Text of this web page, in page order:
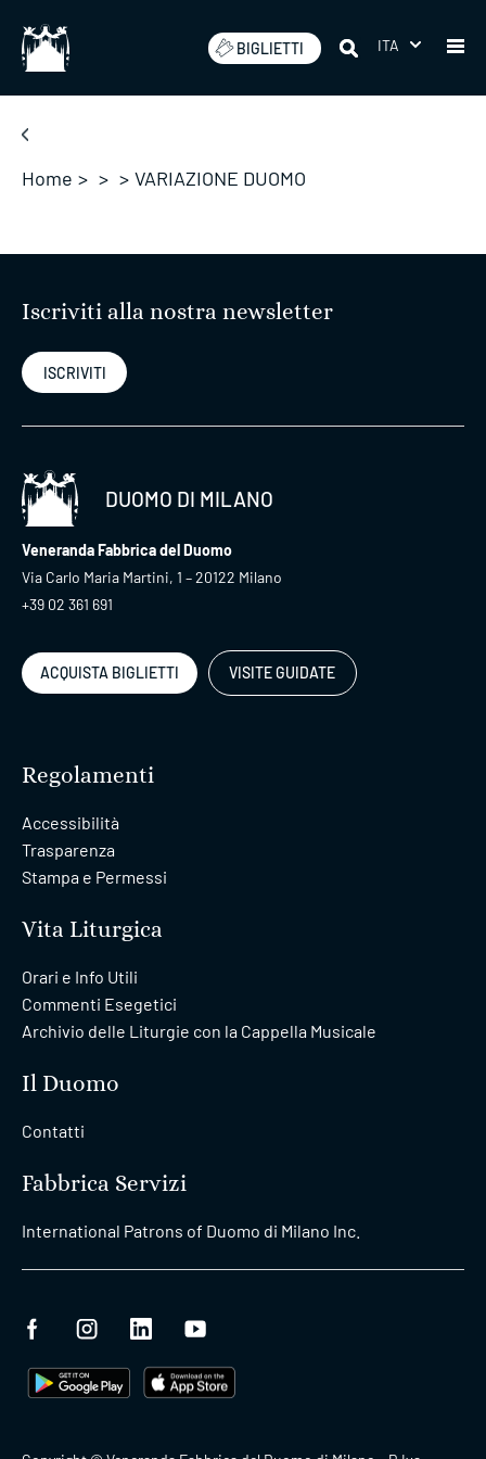
BIGLIETTI ITA
Home > > > VARIAZIONE DUOMO
Iscriviti alla nostra newsletter
ISCRIVITI
DUOMO DI MILANO
Veneranda Fabbrica del Duomo
Via Carlo Maria Martini, 1 – 20122 Milano
+39 02 361 691
ACQUISTA BIGLIETTI VISITE GUIDATE
Regolamenti
Accessibilità
Trasparenza
Stampa e Permessi
Vita Liturgica
Orari e Info Utili
Commenti Esegetici
Archivio delle Liturgie con la Cappella Musicale
Il Duomo
Contatti
Fabbrica Servizi
International Patrons of Duomo di Milano Inc.